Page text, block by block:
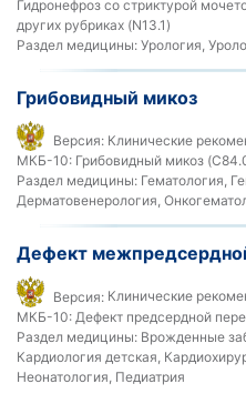
Гидронефроз со стриктурой
других рубриках (N13.1)
Раздел медицины: Урология,
Грибовидный микоз
Версия: Клинические
МКБ-10: Грибовидный микоз
Раздел медицины: Гематология,
Дерматовенерология,
Дефект
Версия: Клинические
МКБ-10: Дефект предсердной
Раздел медицины: Врожденные
Кардиология детская,
Неонатология, Педиатрия